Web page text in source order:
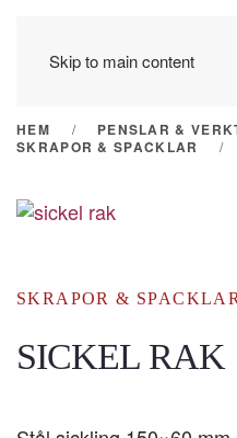
Skip to main content
HEM PENSLAR &
SKRAPOR & SPACKLAR
SKRAPOR & SPACKLAR
SICKEL RAK